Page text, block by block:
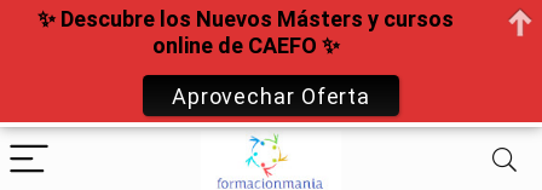
✨ Descubre los Nuevos Másters y cursos
online de CAEFO ✨
Aprovechar Oferta